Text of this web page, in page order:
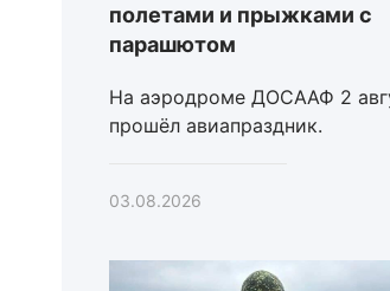
полетами и прыжками с
парашютом
На аэродроме ДОСААФ 2
прошёл авиапраздник.
03.08.2026